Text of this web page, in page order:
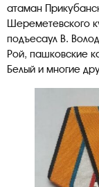
атаман
Шереметевского
подъесаул В.
Рой, пашковские
Белый и многие